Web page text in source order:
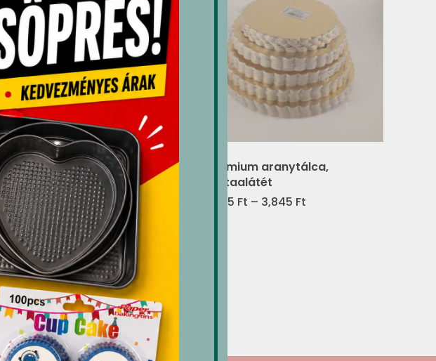
Habroló forma „4583” (V)
1,845Ft
Prémium aranytálca,
tortaalátét
1,725 Ft – 3,845 Ft